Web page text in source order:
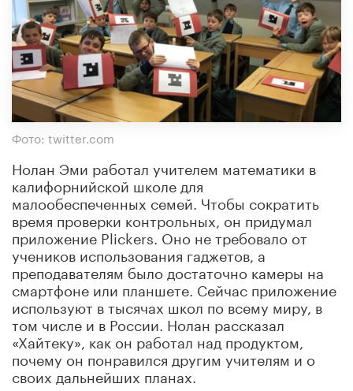
Фото: twitter.com
Нолан Эми работал учителем математики в
калифорнийской школе для
малообеспеченных семей. Чтобы сократить
время проверки контрольных, он придумал
приложение Plickers. Оно не требовало от
учеников использования гаджетов, а
преподавателям было достаточно камеры на
смартфоне или планшете. Сейчас приложение
используют в тысячах школ по всему миру, в
том числе и в России. Нолан рассказал
«Хайтеку», как он работал над продуктом,
почему он понравился другим учителям и о
своих дальнейших планах.